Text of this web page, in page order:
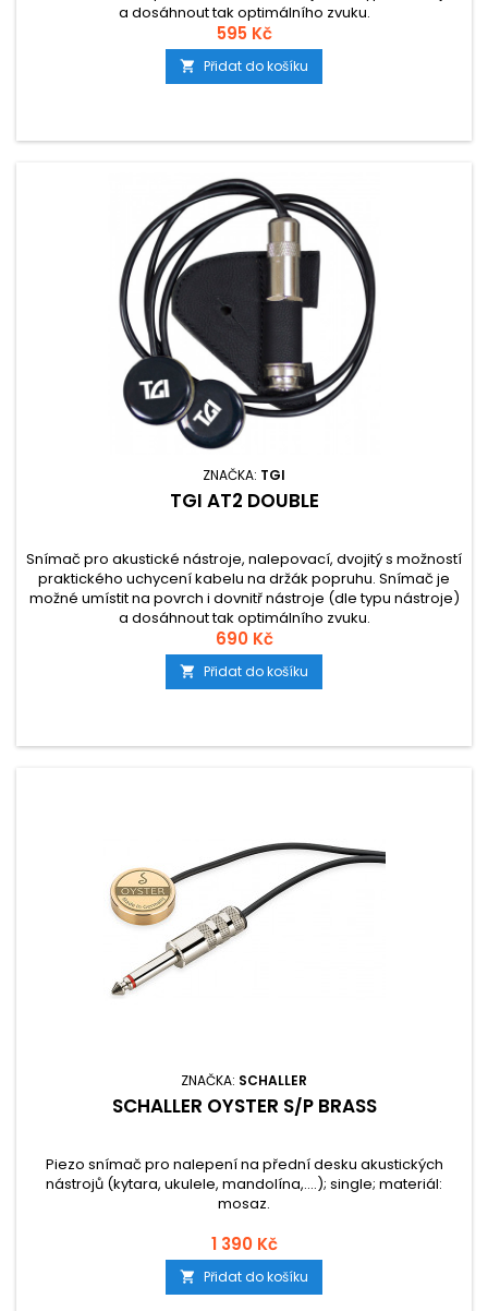
a dosáhnout tak optimálního zvuku.
595 Kč
 Přidat do košíku
ZNAČKA: TGI
TGI AT2 DOUBLE
Snímač pro akustické nástroje, nalepovací, dvojitý s možností
praktického uchycení kabelu na držák popruhu. Snímač je
možné umístit na povrch i dovnitř nástroje (dle typu nástroje)
a dosáhnout tak optimálního zvuku.
690 Kč
 Přidat do košíku
ZNAČKA: SCHALLER
SCHALLER OYSTER S/P BRASS
Piezo snímač pro nalepení na přední desku akustických
nástrojů (kytara, ukulele, mandolína,....); single; materiál:
mosaz.
1 390 Kč
 Přidat do košíku